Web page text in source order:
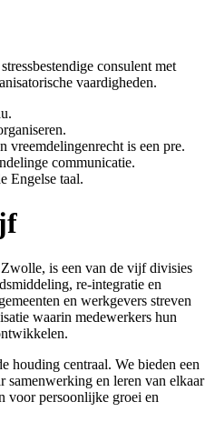
consulent met
vaardigheden.
vreemdelingenrecht is een pre.
communicatie.
Engelse taal.
is een van de vijf divisies
re-integratie en
en werkgevers streven
waarin medewerkers hun
houding centraal. We bieden een
samenwerking en leren van elkaar
voor persoonlijke groei en